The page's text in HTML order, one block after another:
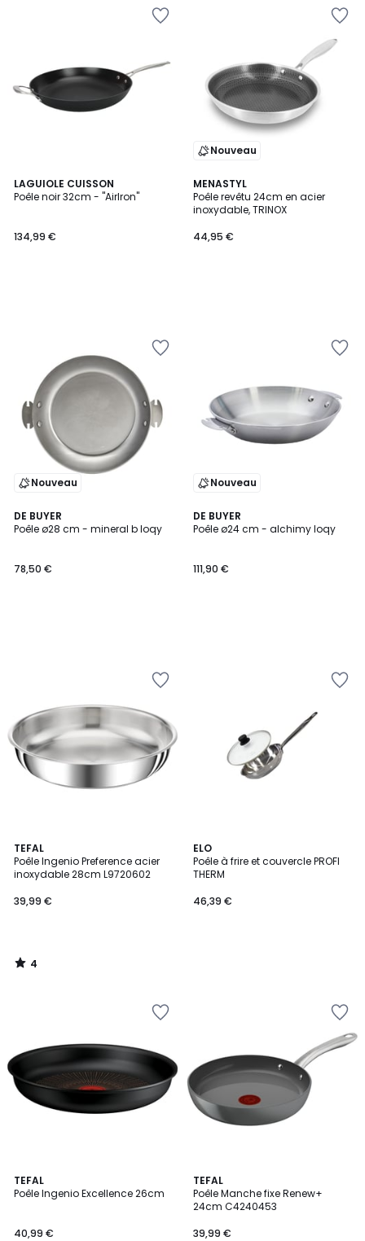
LAGUIOLE CUISSON
Poêle noir 32cm - "AirIron"
134,99 €
Nouveau
MENASTYL
Poêle revêtu 24cm en acier
inoxydable, TRINOX
44,95 €
Nouveau
DE BUYER
Poêle ø28 cm - mineral b loqy
78,50 €
Nouveau
DE BUYER
Poêle ø24 cm - alchimy loqy
111,90 €
TEFAL
Poêle Ingenio Preference acier
inoxydable 28cm L9720602
39,99 €
4
/
5
4
/
ELO
Poêle à frire et couvercle PROFI
THERM
46,39 €
TEFAL
Poêle Ingenio Excellence 26cm
40,99 €
TEFAL
Poêle Manche fixe Renew+
24cm C4240453
39,99 €
4
/
5